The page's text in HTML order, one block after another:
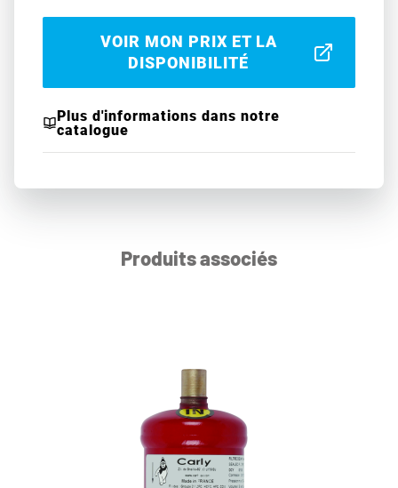
VOIR MON PRIX ET LA
DISPONIBILITÉ
Plus d'informations dans notre
catalogue
Produits associés